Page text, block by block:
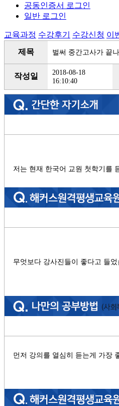
공동인증서 로그인
일반 로그인
교육과정 수강후기 수강신청 이
제목
벌써 중간고사가 끝
작성일
2018-08-18
16:10:40
저는 현재 한국어 교원 첫학기를
무엇보다 강사진들이 좋다고 들
먼저 강의를 열심히 듣는게 가장